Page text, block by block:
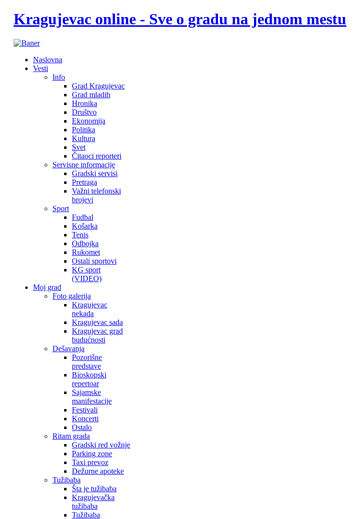
Kragujevac online - Sve o gradu na jednom mestu
Naslovna
Vesti
Info
Grad Kragujevac
Grad mladih
Hronika
Društvo
Ekonomija
Politika
Kultura
Svet
Čitaoci reporteri
Servisne informacije
Gradski servisi
Pretraga
Važni telefonski
brojevi
Sport
Fudbal
Košarka
Tenis
Odbojka
Rukomet
Ostali sportovi
KG sport
(VIDEO)
Moj grad
Foto galerija
Kragujevac
nekada
Kragujevac sada
Kragujevac grad
budućnosti
Dešavanja
Pozorišne
predstave
Bioskopski
repertoar
Sajamske
manifestacije
Festivali
Koncerti
Ostalo
Ritam grada
Gradski red vožnje
Parking zone
Taxi prevoz
Dežurne apoteke
Tužibaba
Šta je tužibaba
Kragujevačka
tužibaba
Tužibaba